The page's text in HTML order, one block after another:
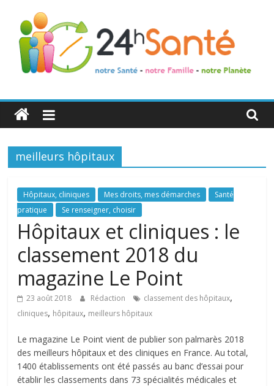
24h
Santé
La
de
toute
famille
meilleurs hôpitaux
Hôpitaux, cliniques Mes droits, mes démarches
Santé
pratique
Se renseigner, choisir
Hôpitaux et cliniques : le
classement 2018 du
magazine Le Point
23 août 2018 Rédaction classement des hôpitaux,
cliniques, hôpitaux, meilleurs hôpitaux
Le magazine Le Point vient de publier son palmarès 2018
des meilleurs hôpitaux et des cliniques en France. Au total,
1400 établissements ont été passés au banc d’essai pour
établir les classements dans 73 spécialités médicales et